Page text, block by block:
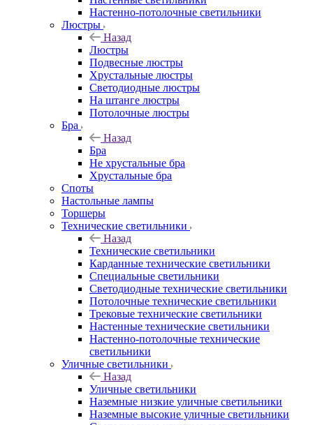
Настенно-потолочные светильники
Люстры
Назад
Люстры
Подвесные люстры
Хрустальные люстры
Светодиодные люстры
На штанге люстры
Потолочные люстры
Бра
Назад
Бра
Не хрустальные бра
Хрустальные бра
Споты
Настольные лампы
Торшеры
Технические светильники
Назад
Технические светильники
Карданные технические светильники
Специальные светильники
Светодиодные технические светильники
Потолочные технические светильники
Трековые технические светильники
Настенные технические светильники
Настенно-потолочные технические
светильники
Уличные светильники
Назад
Уличные светильники
Наземные низкие уличные светильники
Наземные высокие уличные светильники